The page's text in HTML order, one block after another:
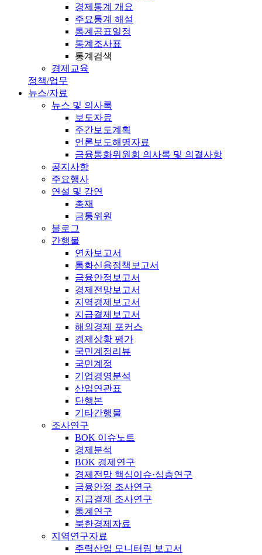
경제통계 개요
주요통계 해설
통계공표일정
통계조사표
통계검색
경제교육
정책/업무
뉴스/자료
뉴스 및 의사록
보도자료
주간보도계획
언론보도해명자료
금융통화위원회 의사록 및 의결사항
공지사항
주요행사
연설 및 강연
총재
금통위원
블로그
간행물
연차보고서
통화신용정책보고서
금융안정보고서
경제전망보고서
지역경제보고서
지급결제보고서
해외경제 포커스
경제상황 평가
국민계정리뷰
국민계정
기업경영분석
산업연관표
단행본
기타간행물
조사연구
BOK 이슈노트
경제분석
BOK 경제연구
경제전망 핵심이슈·심층연구
금융안정 조사연구
지급결제 조사연구
통계연구
북한경제자료
지역연구자료
주력산업 모니터링 보고서